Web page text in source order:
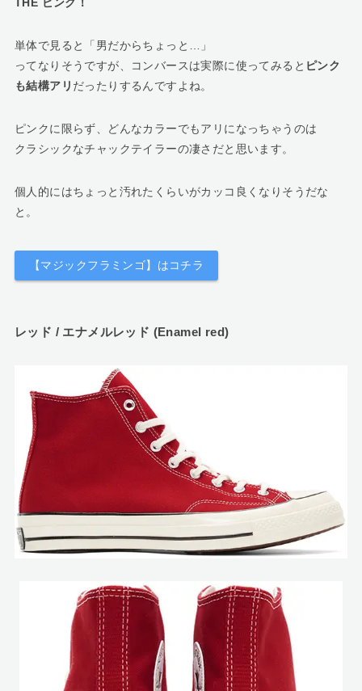
THE ピンク！
単体で見ると「男だからちょっと…」
ってなりそうですが、コンバースは実際に使ってみると ピンク
も結構アリ だったりするんですよね。
ピンクに限らず、どんなカラーでもアリになっちゃうのは
クラシックなチャックテイラーの凄さだと思います。
個人的にはちょっと汚れたくらいがカッコ良くなりそうだな
と。
【マジックフラミンゴ】はコチラ
レッド / エナメルレッド (Enamel red)